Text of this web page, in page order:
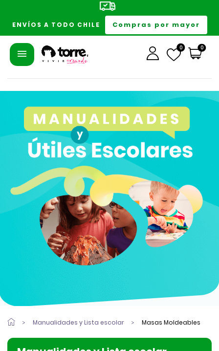
ENVÍOS A TODO CHILE Compras por mayor
0 0
Manualidades y Lista escolar Masas Moldeables